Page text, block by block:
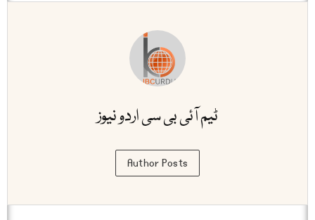
ٹیم آئی بی سی اردو نیوز
Author Posts